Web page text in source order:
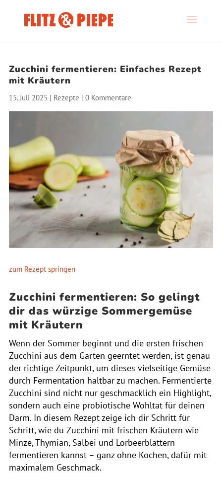
Zucchini fermentieren: Einfaches Rezept
mit Kräutern
15. Juli 2025 | Rezepte | 0 Kommentare
zum Rezept springen
Zucchini fermentieren: So gelingt
dir das würzige Sommergemüse
mit Kräutern
Wenn der Sommer beginnt und die ersten frischen
Zucchini aus dem Garten geerntet werden, ist genau
der richtige Zeitpunkt, um dieses vielseitige Gemüse
durch Fermentation haltbar zu machen. Fermentierte
Zucchini sind nicht nur geschmacklich ein Highlight,
sondern auch eine probiotische Wohltat für deinen
Darm. In diesem Rezept zeige ich dir Schritt für
Schritt, wie du Zucchini mit frischen Kräutern wie
Minze, Thymian, Salbei und Lorbeerblättern
fermentieren kannst – ganz ohne Kochen, dafür mit
maximalem Geschmack.